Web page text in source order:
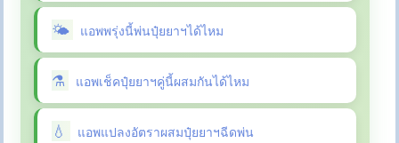
แอพพรุ่งนี้พ่นปุ๋ยยาฯได้ไหม
แอพเช็คปุ๋ยยาฯคู่นี้ผสมกันได้ไหม
แอพแปลงอัตราผสมปุ๋ยยาฯฉีดพ่น